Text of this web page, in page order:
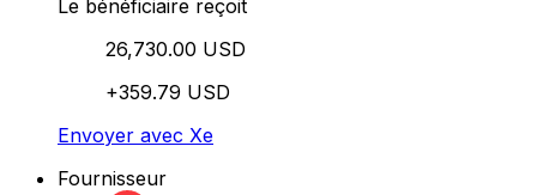
Le bénéficiaire reçoit
26,730.00 USD
+359.79 USD
Envoyer avec Xe
Fournisseur